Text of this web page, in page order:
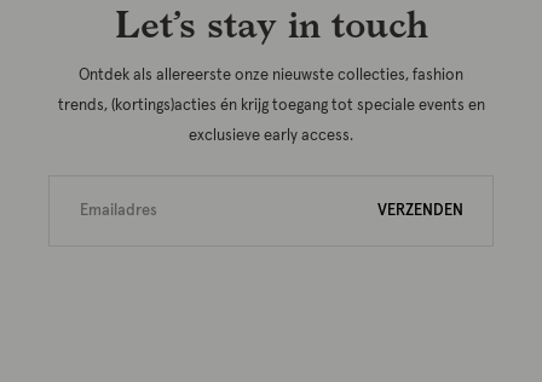
Let’s stay in touch
Ontdek als allereerste onze nieuwste collecties, fashion
trends, (kortings)acties én krijg toegang tot speciale events en
exclusieve early access.
VERZENDEN